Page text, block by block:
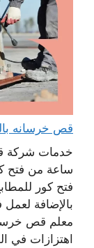
قص خرسانه بالليزر الكويت
ساعة من فتح
فتح كور
بالإضافة
معلم قص
اهتزازات في